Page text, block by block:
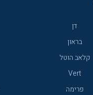
דן
בראון
קלאב הוטל
Vert
פרימה